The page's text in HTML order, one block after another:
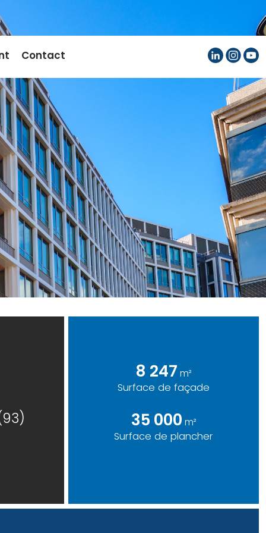
Contact
8 247 m²
Surface de façade
35 000 m²
Surface de plancher